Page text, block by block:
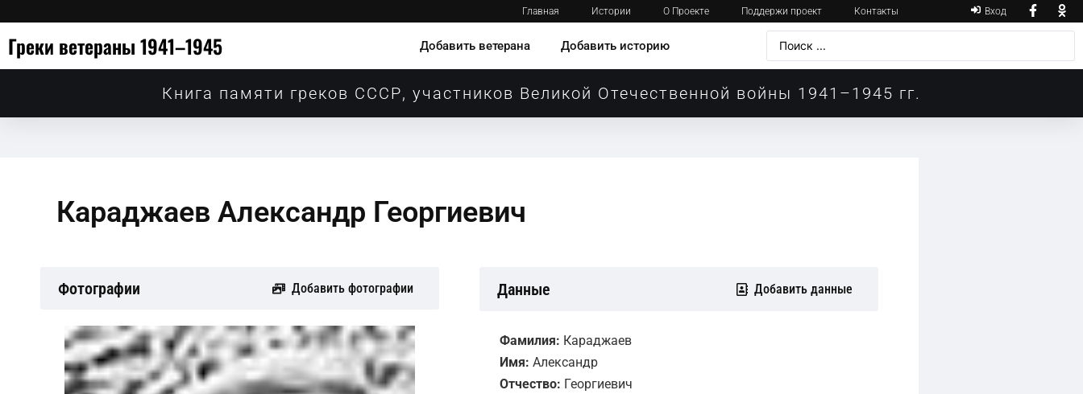
Главная Истории О Проекте Поддержи проект Контакты Вход
Греки ветераны 1941–1945 Добавить ветерана Добавить историю
Книга памяти греков СССР, участников Великой Отечественной войны 1941–1945 гг.
Караджаев Александр Георгиевич
Фотографии Добавить фотографии Данные Добавить данные
Фамилия: Караджаев
Имя: Александр
Отчество: Георгиевич